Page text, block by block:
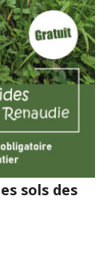
sols des